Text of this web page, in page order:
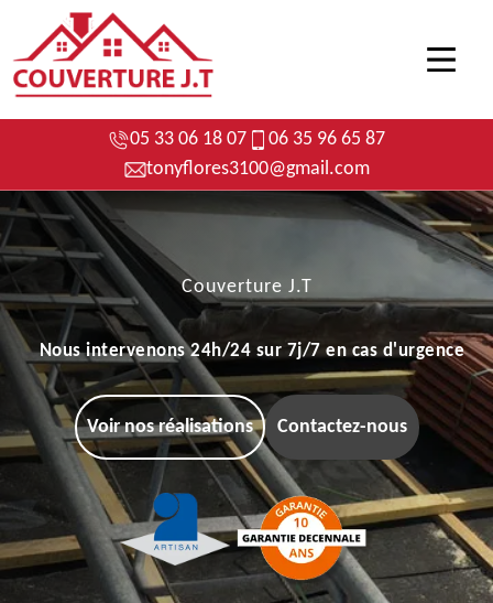
05 33 06 18 07
06 35 96 65 87
tonyflores3100@gmail.com
Couverture J.T
Nous intervenons 24h/24 sur 7j/7 en cas d'urgence
Voir nos réalisations Contactez-nous